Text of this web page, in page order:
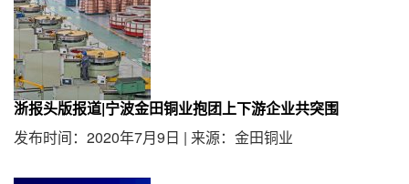
浙报头版报道|宁波金田铜业抱团上下游企业共突围
发布时间：2020年7月9日 | 来源：金田铜业